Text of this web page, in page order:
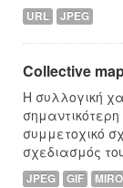
URL JPEG
Collective
Η συλλογική
συμμετοχικό
σχεδιασμός
JPEG GIF MIRO